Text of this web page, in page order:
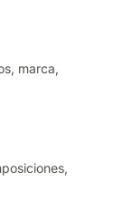
marca,